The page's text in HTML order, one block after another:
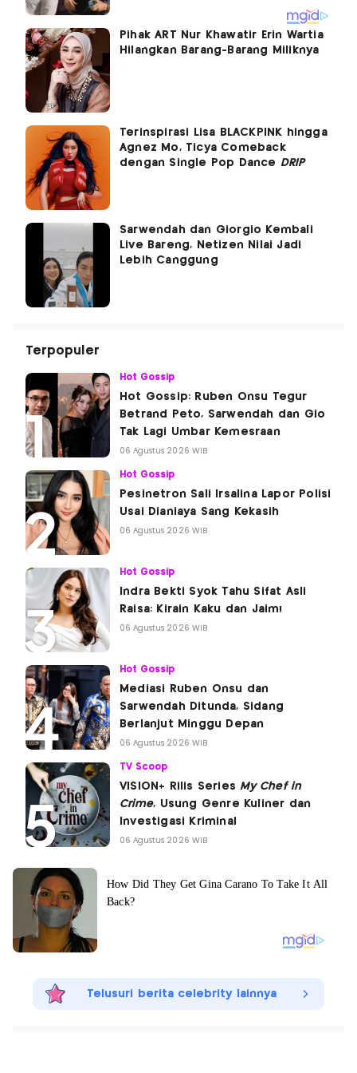
Pihak ART Nur Khawatir Erin Wartia
Hilangkan Barang-Barang Miliknya
Terinspirasi Lisa BLACKPINK hingga
Agnez Mo, Ticya Comeback
dengan Single Pop Dance DRIP
Sarwendah dan Giorgio Kembali
Live Bareng, Netizen Nilai Jadi
Lebih Canggung
Terpopuler
Hot Gossip
Hot Gossip: Ruben Onsu Tegur
Betrand Peto, Sarwendah dan Gio
Tak Lagi Umbar Kemesraan
06 Agustus 2026 WIB
Hot Gossip
Pesinetron Sali Irsalina Lapor Polisi
Usai Dianiaya Sang Kekasih
06 Agustus 2026 WIB
Hot Gossip
Indra Bekti Syok Tahu Sifat Asli
Raisa: Kirain Kaku dan Jaim!
06 Agustus 2026 WIB
Hot Gossip
Mediasi Ruben Onsu dan
Sarwendah Ditunda, Sidang
Berlanjut Minggu Depan
06 Agustus 2026 WIB
TV Scoop
VISION+ Rilis Series My Chef in
Crime, Usung Genre Kuliner dan
Investigasi Kriminal
06 Agustus 2026 WIB
Telusuri berita celebrity lainnya